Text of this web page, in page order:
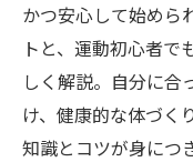
かつ安心して始めら
トと、運動初心者
しく解説。自分に合
け、健康的な体づく
知識とコツが身につ